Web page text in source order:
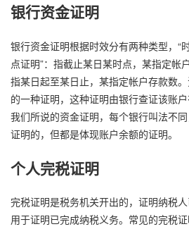
银行资金证明
银行资金证明根据时效分有两种类型，“
点证明”：指截止某日某时点，某指定帐
指某日起至某日止，某指定帐户存款数
的一种证明，这种证明由银行查证该账户
我们所说的资金证明，每个银行叫法不
证明的，但都是体现账户余额的证明。
个人完税证明
完税证明是税务机关开出的，证明纳税人
用于证明已完成纳税义务。常见的完税